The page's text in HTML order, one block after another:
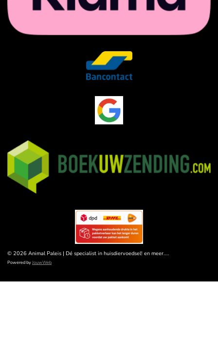
© 2026 Animal Paleis | Dé specialist in huisdiervoedsel! en meer....
Powered byJouwWeb